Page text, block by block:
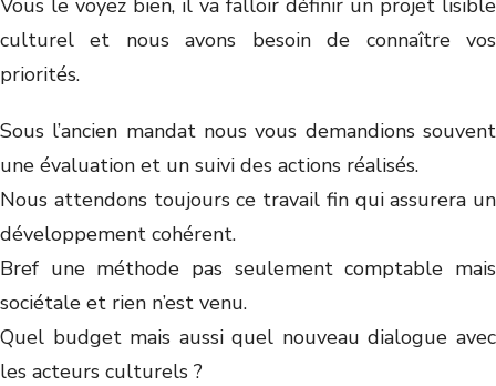
Vous le voyez bien, il va falloir définir un projet lisible
culturel et nous avons besoin de connaître vos
priorités.
Sous l’ancien mandat nous vous demandions souvent
une évaluation et un suivi des actions réalisés.
Nous attendons toujours ce travail fin qui assurera un
développement cohérent.
Bref une méthode pas seulement comptable mais
sociétale et rien n’est venu.
Quel budget mais aussi quel nouveau dialogue avec
les acteurs culturels ?